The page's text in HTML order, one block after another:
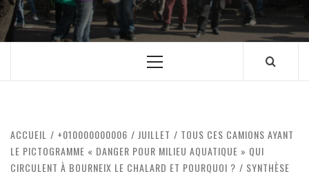
Menu
ACCUEIL +010000000006 JUILLET
TOUS CES CAMIONS AYANT
LE PICTOGRAMME « DANGER POUR MILIEU AQUATIQUE » QUI
CIRCULENT À BOURNEIX LE CHALARD ET POURQUOI ?
SYNTHÈSE